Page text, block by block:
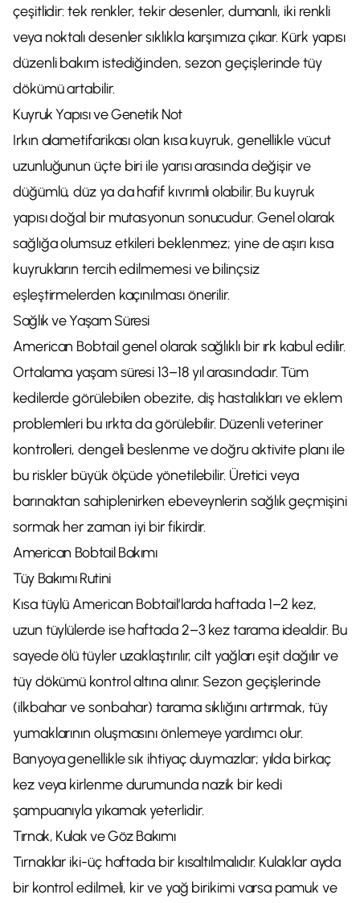
çeşitlidir: tek renkler, tekir desenler, dumanlı, iki renkli
veya noktalı desenler sıklıkla karşımıza çıkar. Kürk yapısı
düzenli bakım istediğinden, sezon geçişlerinde tüy
dökümü artabilir.
Kuyruk Yapısı ve Genetik Not
Irkın alametifarikası olan kısa kuyruk, genellikle vücut
uzunluğunun üçte biri ile yarısı arasında değişir ve
düğümlü, düz ya da hafif kıvrımlı olabilir. Bu kuyruk
yapısı doğal bir mutasyonun sonucudur. Genel olarak
sağlığa olumsuz etkileri beklenmez; yine de aşırı kısa
kuyrukların tercih edilmemesi ve bilinçsiz
eşleştirmelerden kaçınılması önerilir.
Sağlık ve Yaşam Süresi
American Bobtail genel olarak sağlıklı bir ırk kabul edilir.
Ortalama yaşam süresi 13–18 yıl arasındadır. Tüm
kedilerde görülebilen obezite, diş hastalıkları ve eklem
problemleri bu ırkta da görülebilir. Düzenli veteriner
kontrolleri, dengeli beslenme ve doğru aktivite planı ile
bu riskler büyük ölçüde yönetilebilir. Üretici veya
barınaktan sahiplenirken ebeveynlerin sağlık geçmişini
sormak her zaman iyi bir fikirdir.
American Bobtail Bakımı
Tüy Bakımı Rutini
Kısa tüylü American Bobtail’larda haftada 1–2 kez,
uzun tüylülerde ise haftada 2–3 kez tarama idealdir. Bu
sayede ölü tüyler uzaklaştırılır, cilt yağları eşit dağılır ve
tüy dökümü kontrol altına alınır. Sezon geçişlerinde
(ilkbahar ve sonbahar) tarama sıklığını artırmak, tüy
yumaklarının oluşmasını önlemeye yardımcı olur.
Banyoya genellikle sık ihtiyaç duymazlar; yılda birkaç
kez veya kirlenme durumunda nazik bir kedi
şampuanıyla yıkamak yeterlidir.
Tırnak, Kulak ve Göz Bakımı
Tırnaklar iki-üç haftada bir kısaltılmalıdır. Kulaklar ayda
bir kontrol edilmeli, kir ve yağ birikimi varsa pamuk ve